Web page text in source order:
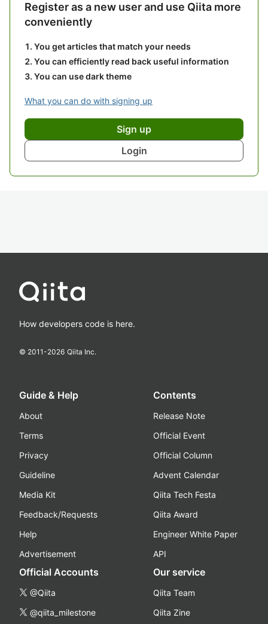
Register as a new user and use Qiita more
conveniently
You get articles that match your needs
You can efficiently read back useful information
You can use dark theme
What you can do with signing up
Sign up
Login
How developers code is here.
© 2011-2026 Qiita Inc.
Guide & Help
About
Terms
Privacy
Guideline
Media Kit
Feedback/Requests
Help
Advertisement
Contents
Release Note
Official Event
Official Column
Advent Calendar
Qiita Tech Festa
Qiita Award
Engineer White Paper
API
Official Accounts
@Qiita
@qiita_milestone
Our service
Qiita Team
Qiita Zine